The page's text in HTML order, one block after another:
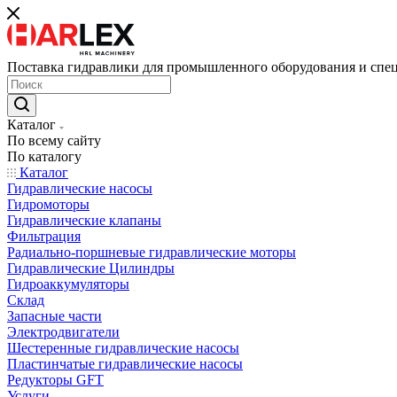
Поставка гидравлики для промышленного оборудования и
Каталог
По всему сайту
По каталогу
Каталог
Гидравлические насосы
Гидромоторы
Гидравлические клапаны
Фильтрация
Радиально-поршневые гидравлические моторы
Гидравлические Цилиндры
Гидроаккумуляторы
Склад
Запасные части
Электродвигатели
Шестеренные гидравлические насосы
Пластинчатые гидравлические насосы
Редукторы GFT